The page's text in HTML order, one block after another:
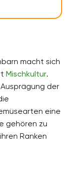
macht sich
Mischkultur.
der
eine
gehören zu
Ranken